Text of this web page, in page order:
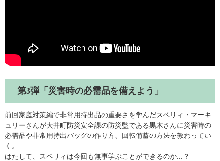
第3弾「災害時の必需品を備えよう」
前回家庭対策編で非常用持出品の重要さを学んだスベリィ・マーキ
ュリーさんが大井町防災安全課の防災監である黒木さんに災害時の
必需品や非常用持出バッグの作り方、回転備蓄の方法を教わってい
く。
はたして、スベリィは今回も無事学ぶことができるのか...？